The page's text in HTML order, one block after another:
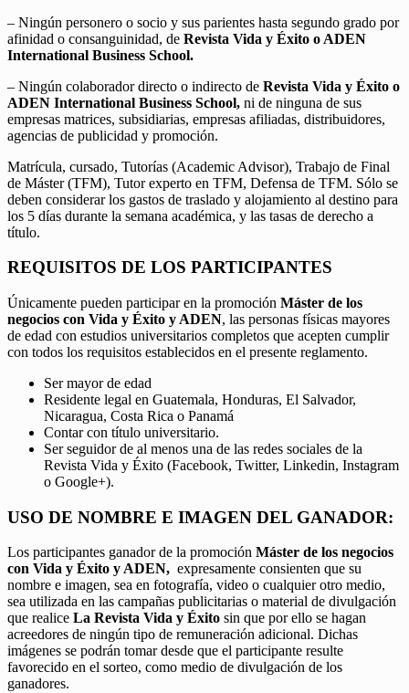
– Ningún personero o socio y sus parientes hasta segundo grado por
afinidad o consanguinidad, de Revista Vida y Éxito o ADEN
International Business School.
– Ningún colaborador directo o indirecto de Revista Vida y Éxito o
ADEN International Business School, ni de ninguna de sus
empresas matrices, subsidiarias, empresas afiliadas, distribuidores,
agencias de publicidad y promoción.
Matrícula, cursado, Tutorías (Academic Advisor), Trabajo de Final
de Máster (TFM), Tutor experto en TFM, Defensa de TFM. Sólo se
deben considerar los gastos de traslado y alojamiento al destino para
los 5 días durante la semana académica, y las tasas de derecho a
título.
REQUISITOS DE LOS PARTICIPANTES
Únicamente pueden participar en la promoción Máster de los
negocios con Vida y Éxito y ADEN, las personas físicas mayores
de edad con estudios universitarios completos que acepten cumplir
con todos los requisitos establecidos en el presente reglamento.
Ser mayor de edad
Residente legal en Guatemala, Honduras, El Salvador,
Nicaragua, Costa Rica o Panamá
Contar con título universitario.
Ser seguidor de al menos una de las redes sociales de la
Revista Vida y Éxito (Facebook, Twitter, Linkedin, Instagram
o Google+).
USO DE NOMBRE E IMAGEN DEL GANADOR:
Los participantes ganador de la promoción Máster de los negocios
con Vida y Éxito y ADEN, expresamente consienten que su
nombre e imagen, sea en fotografía, video o cualquier otro medio,
sea utilizada en las campañas publicitarias o material de divulgación
que realice La Revista Vida y Éxito sin que por ello se hagan
acreedores de ningún tipo de remuneración adicional. Dichas
imágenes se podrán tomar desde que el participante resulte
favorecido en el sorteo, como medio de divulgación de los
ganadores.